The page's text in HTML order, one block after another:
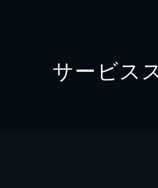
サービス